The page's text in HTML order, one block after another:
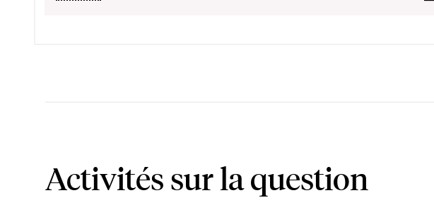
Activités sur la question